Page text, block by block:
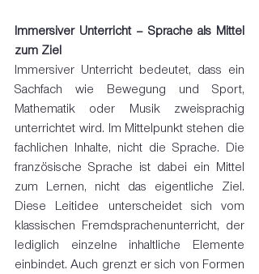
Immersiver Unterricht – Sprache als Mittel
zum Ziel
Immersiver Unterricht bedeutet, dass ein
Sachfach wie Bewegung und Sport,
Mathematik oder Musik zweisprachig
unterrichtet wird. Im Mittelpunkt stehen die
fachlichen Inhalte, nicht die Sprache. Die
französische Sprache ist dabei ein Mittel
zum Lernen, nicht das eigentliche Ziel.
Diese Leitidee unterscheidet sich vom
klassischen Fremdsprachenunterricht, der
lediglich einzelne inhaltliche Elemente
einbindet. Auch grenzt er sich von Formen